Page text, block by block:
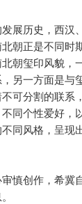
展历史，西汉
朝正是不同时
朝玺印风貌，
另一方面是与
可分割的联系
同个性爱好，
同风格，呈现
慎创作，希冀